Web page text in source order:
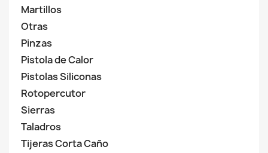
Martillos
Otras
Pinzas
Pistola de Calor
Pistolas Siliconas
Rotopercutor
Sierras
Taladros
Tijeras Corta Caño